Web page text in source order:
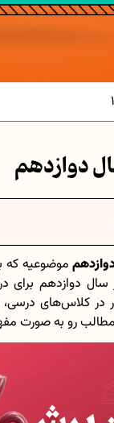
هندسی در ریاضیات
درسی هفتم
افراد موفق
درسی هشتم
سوالات امتحانی...
دوازدهم
موضوعیه که
سال دوازدهم
در کلاس‌های
رو به صورت